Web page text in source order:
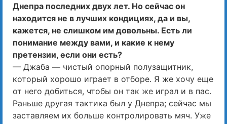
Днепра последних двух лет. Но сейчас он
находится не в лучших кондициях, да и вы,
кажется, не слишком им довольны. Есть ли
понимание между вами, и какие к нему
претензии, если они есть?
— Джаба — чистый опорный полузащитник,
который хорошо играет в отборе. Я же хочу еще
от него добиться, чтобы он так же играл и в пас.
Раньше другая тактика был у Днепра; сейчас мы
заставляем их больше контролировать мяч. Уже